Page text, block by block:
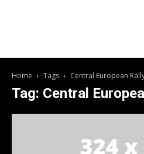
Home Tags Central European
Tag: Central